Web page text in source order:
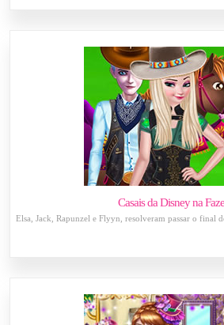
Casais da Disney na
Elsa, Jack, Rapunzel e Flyyn, resolveram passar o final